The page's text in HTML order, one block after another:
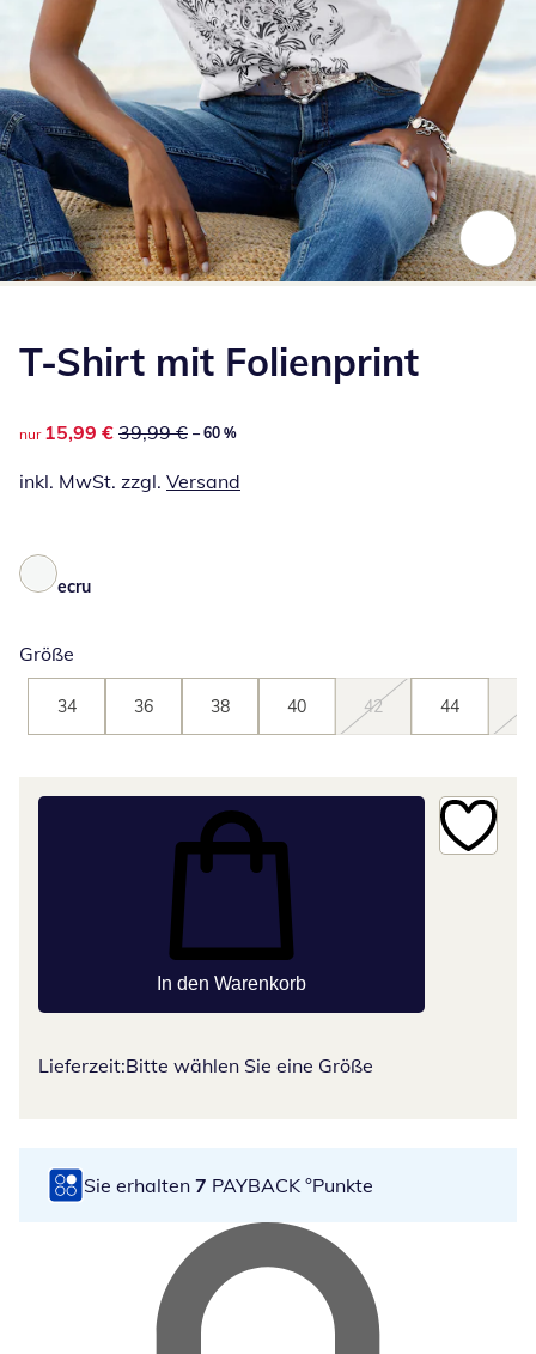
T-Shirt mit Folienprint
reduzierter Preis 15,99 €, vorheriger Preis: 39,99 €
nur 15,99 € 39,99 € – 60 %
inkl. MwSt. zzgl. Versand
ecru
Größe
34 36 38 40 42 44
In den Warenkorb
Lieferzeit:Bitte wählen Sie eine Größe
Sie erhalten 7 PAYBACK °Punkte